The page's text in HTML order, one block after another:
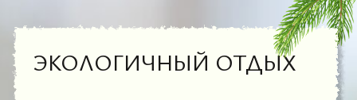
создают тень для вашего
Даже в выходные можно найти